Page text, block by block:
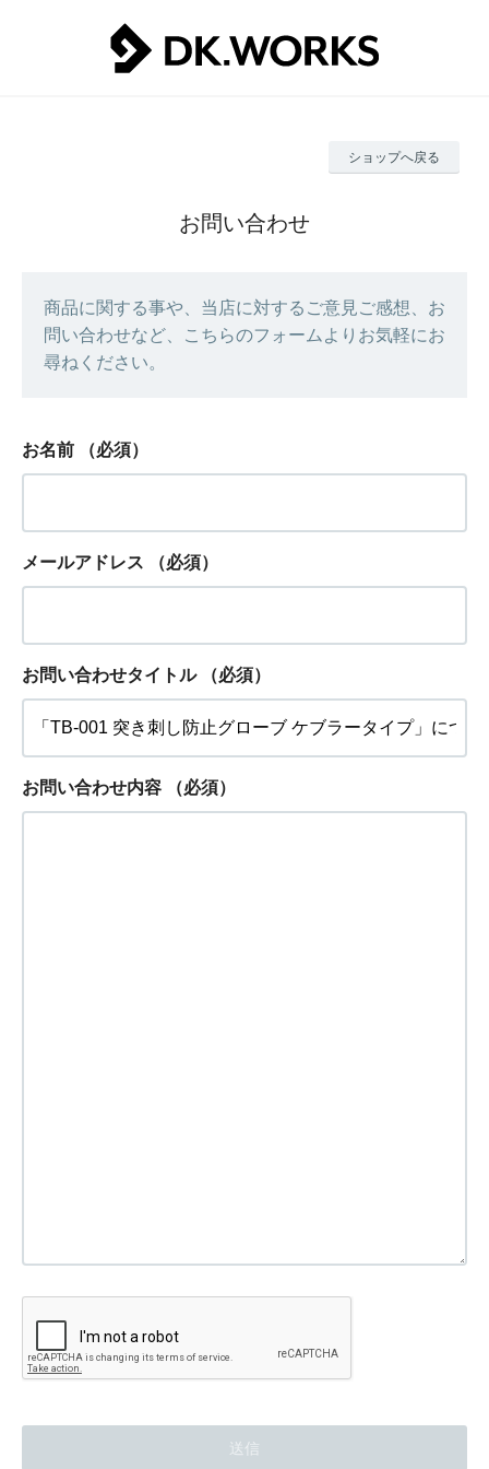
ショップへ戻る
お問い合わせ
商品に関する事や、当店に対するご意見ご感想、お
問い合わせなど、こちらのフォームよりお気軽にお
尋ねください。
お名前 （必須）
メールアドレス （必須）
お問い合わせタイトル （必須）
お問い合わせ内容 （必須）